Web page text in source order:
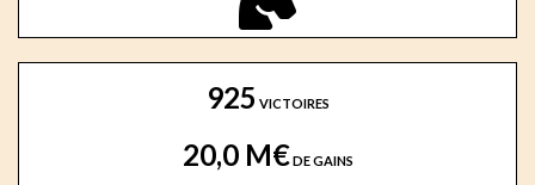
925 VICTOIRES
20,0 M€DE GAINS